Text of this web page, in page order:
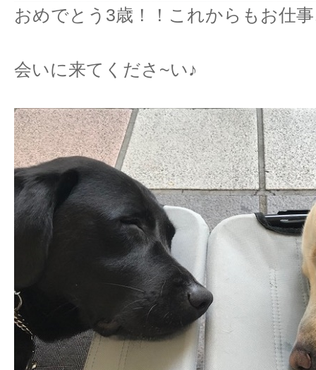
おめでとう3歳！！これからもお仕
会いに来てくださ~い♪